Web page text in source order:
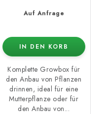
Auf Anfrage
IN DEN KORB
Komplette Growbox für
den Anbau von Pflanzen
drinnen, ideal für eine
Mutterpflanze oder für
den Anbau von...